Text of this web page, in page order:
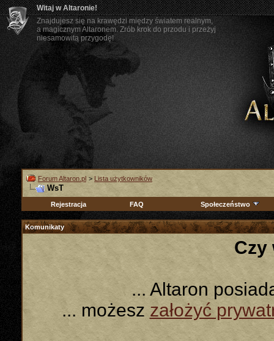
Witaj w Altaronie!
Znajdujesz się na krawędzi między światem realnym,
a magicznym Altaronem. Zrób krok do przodu i przeżyj
niesamowitą przygodę!
Forum Altaron.pl > Lista użytkowników
WsT
Rejestracja FAQ Społeczeństwo
Komunikaty
Czy
... Altaron
... możeszzałożyć